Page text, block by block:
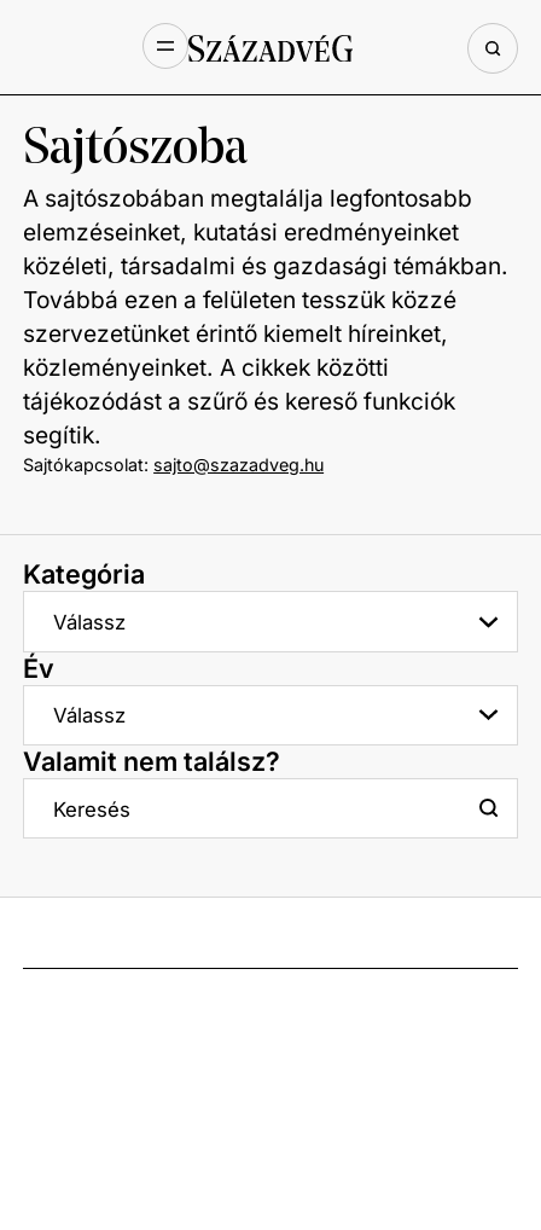
Sajtószoba
A sajtószobában megtalálja legfontosabb
elemzéseinket, kutatási eredményeinket
közéleti, társadalmi és gazdasági témákban.
Továbbá ezen a felületen tesszük közzé
szervezetünket érintő kiemelt híreinket,
közleményeinket. A cikkek közötti
tájékozódást a szűrő és kereső funkciók
segítik.
Sajtókapcsolat:sajto@szazadveg.hu
Kategória
Év
Valamit nem találsz?